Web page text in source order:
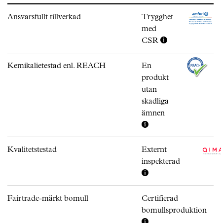
Ansvarsfullt tillverkad
Trygghet
med
CSR
Kemikalietestad enl. REACH
En
produkt
utan
skadliga
ämnen
Kvalitetstestad
Externt
inspekterad
Fairtrade-märkt bomull
Certifierad
bomullsproduktion